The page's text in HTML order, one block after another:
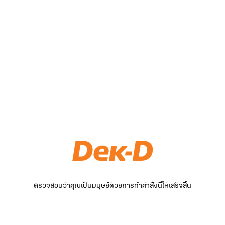
ตรวจสอบว่าคุณเป็นมนุษย์ด้วยการทำคำสั่งนี้ให้เสร็จสิ้น